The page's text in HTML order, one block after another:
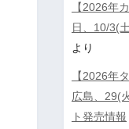
【2026年
日、10/3(
より
【2026年
広島、29(
ト発売情報